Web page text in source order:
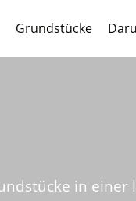
Grundstücke
in